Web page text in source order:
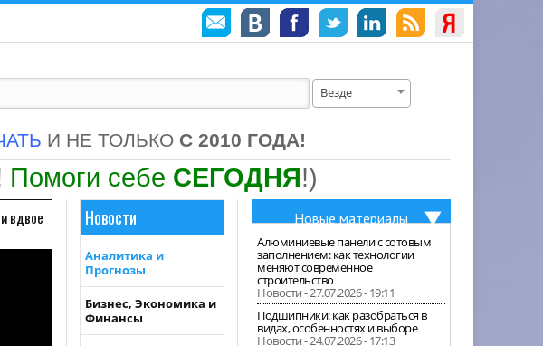
Везде
И НЕ ТОЛЬКО С 2010 ГОДА!
Помоги себе СЕГОДНЯ!)
вдвое Новости
Аналитика и
Прогнозы
Бизнес, Экономика и
Финансы
Новые материалы
Алюминиевые панели с сотовым
заполнением: как технологии
меняют современное
строительство
Новости - 27.07.2026 - 19:11
Подшипники: как разобраться в
видах, особенностях и выборе
Новости - 24.07.2026 - 17:13